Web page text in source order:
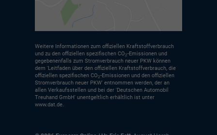
Weitere Informationen zum offiziellen Kraftstoffverbrauch
und zu den offiziellen spezifischen CO2-Emissionen und
gegebenenfalls zum Stromverbrauch neuer PKW können
dem 'Leitfaden über den offiziellen Kraftstoffverbrauch, die
offiziellen spezifischen CO2-Emissionen und den offiziellen
Stromverbrauch neuer PKW' entnommen werden, der an
allen Verkaufsstellen und bei der 'Deutschen Automobil
Treuhand GmbH' unentgeltlich erhältlich ist unter
www.dat.de.